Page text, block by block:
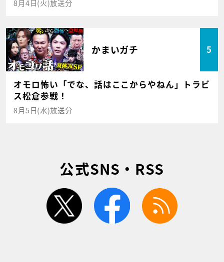
8月4日(火)放送分
かまいガチ 5
オモロ怖い「でな、話はここからやねん」トラビ
ス松倉参戦！
8月5日(水)放送分
公式SNS・RSS
twitter facebook